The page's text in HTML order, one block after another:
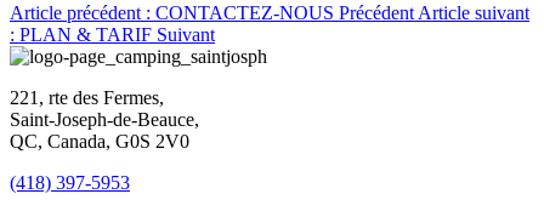
Article précédent : CONTACTEZ-NOUS Précédent Article suivant
: PLAN & TARIF Suivant
221, rte des Fermes,
Saint-Joseph-de-Beauce,
QC, Canada, G0S 2V0
(418) 397-5953